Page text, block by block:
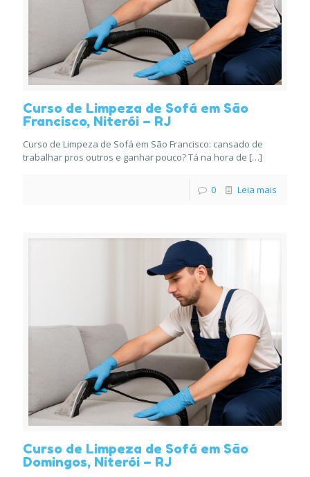
Curso de Limpeza de Sofá em São
Francisco, Niterói – RJ
Curso de Limpeza de Sofá em São Francisco: cansado de
trabalhar pros outros e ganhar pouco? Tá na hora de […]
0 Leia mais
Curso de Limpeza de Sofá em São
Domingos, Niterói – RJ